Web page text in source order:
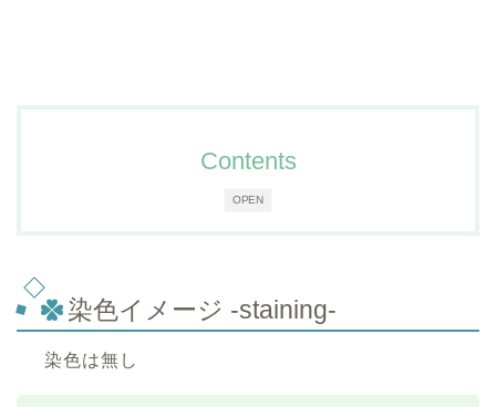
OPEN
Contents
染色イメージ -staining-
染色は無し